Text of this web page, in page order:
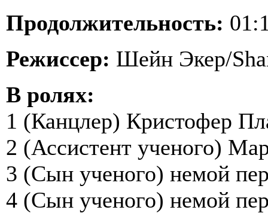
Продолжительность:
Режиссер: Шейн Экер/
В ролях:
1 (Канцлер) Кристофер
2 (Ассистент ученого)
3 (Сын ученого) немой
4 (Сын ученого) немой